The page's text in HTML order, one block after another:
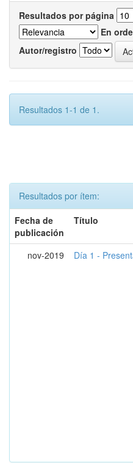
Resultados por página
En
Autor/registro
Resultados 1-1 de 1.
Resultados por ítem:
Fecha de
publicación
Título
nov-2019 Día 1 -